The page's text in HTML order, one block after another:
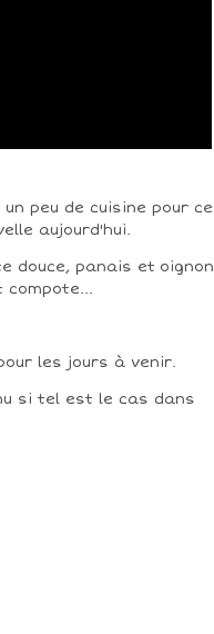
peu de cuisine pour ce
aujourd'hui.
douce, panais et oignon
compote...
les jours à venir.
si tel est le cas dans